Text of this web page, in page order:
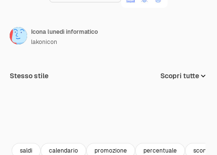
Icona lunedì informatico
lakonicon
Stesso stile Scopri tutte
saldi calendario promozione percentuale sconto